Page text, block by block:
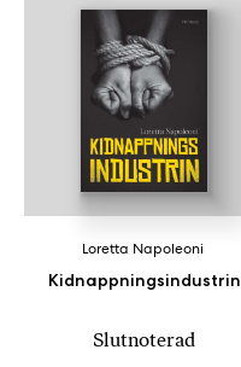
Kidnappningsindustrin
Loretta Napoleoni
Slutnoterad